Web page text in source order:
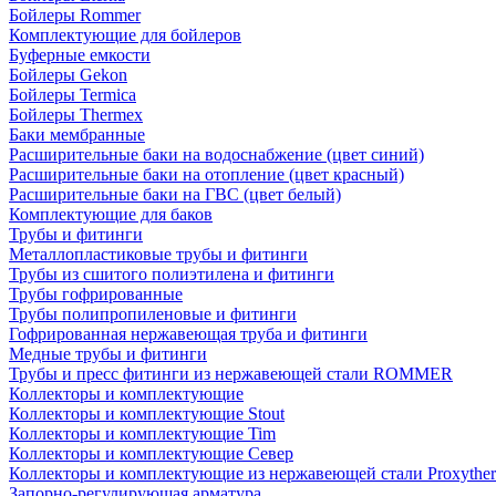
Бойлеры Rommer
Комплектующие для бойлеров
Буферные емкости
Бойлеры Gekon
Бойлеры Termica
Бойлеры Thermex
Баки мембранные
Расширительные баки на водоснабжение (цвет синий)
Расширительные баки на отопление (цвет красный)
Расширительные баки на ГВС (цвет белый)
Комплектующие для баков
Трубы и фитинги
Металлопластиковые трубы и фитинги
Трубы из сшитого полиэтилена и фитинги
Трубы гофрированные
Трубы полипропиленовые и фитинги
Гофрированная нержавеющая труба и фитинги
Медные трубы и фитинги
Трубы и пресс фитинги из нержавеющей стали ROMMER
Коллекторы и комплектующие
Коллекторы и комплектующие Stout
Коллекторы и комплектующие Tim
Коллекторы и комплектующие Север
Коллекторы и комплектующие из нержавеющей стали